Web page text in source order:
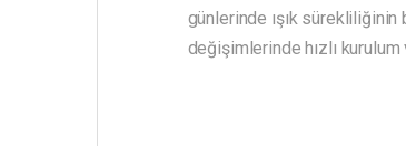
günlerinde ışık
değişimlerinde hızlı